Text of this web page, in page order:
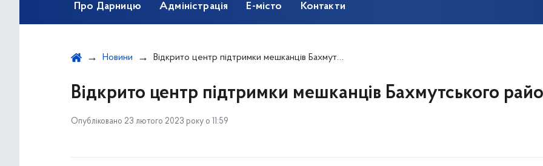
Про Дарницю Адміністрація Е-місто Контакти
Новини Відкрито центр підтримки мешканців Бахмутського району!
Відкрито центр підтримки мешканців Бахмутського
Опубліковано 23 лютого 2023 року о 11:59